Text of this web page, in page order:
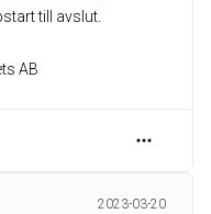
till avslut.
AB
2023-03-20